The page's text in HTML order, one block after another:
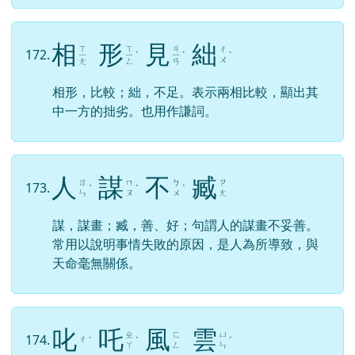
172.相 ㄒ
ㄧ
ㄤ 形 ㄒ
ㄧ
ㄥ
ˊ 見 ㄐ
ㄧ
ㄢ
ˋ 絀 ㄔ
ㄨ ˋ
相形，比較；絀，不足。表示兩相比較，顯出其
中一方的拙劣。也用作謙詞。
173. 人
ㄖ
ㄣ ˊ 謀 ㄇ
ㄡ ˊ 不 ㄅ
ㄨ ˋ 臧 ㄗ
ㄤ
謀，謀畫；臧，善、好；句謂人的謀畫不妥善。
常用以說明事情失敗的原因，是人為所導致，與
天命毫無關係。
174. 叱 ㄔ ˋ 吒 ㄓ
ㄚ ˋ 風 ㄈ
ㄥ
雲 ㄩ
ㄣ ˊ